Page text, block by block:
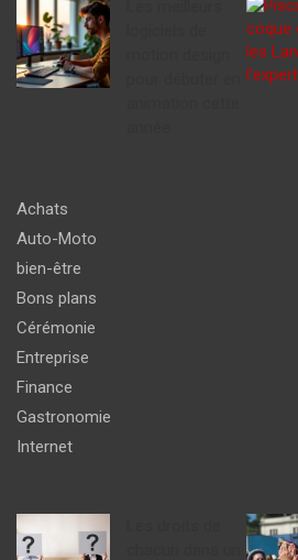
Achats
Auto-Moto
bien-être
Bons plans
Cérémonie
Entreprise
Finance
Gastronomie
Internet